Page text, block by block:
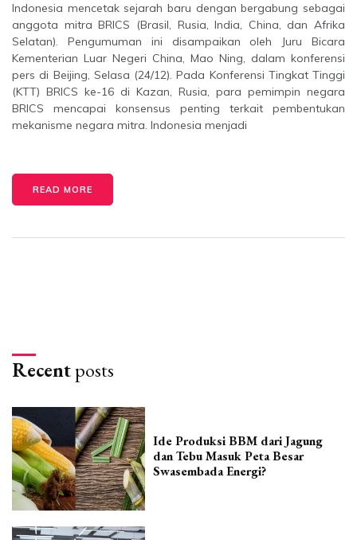
Indonesia mencetak sejarah baru dengan bergabung sebagai
anggota mitra BRICS (Brasil, Rusia, India, China, dan Afrika
Selatan). Pengumuman ini disampaikan oleh Juru Bicara
Kementerian Luar Negeri China, Mao Ning, dalam konferensi
pers di Beijing, Selasa (24/12). Pada Konferensi Tingkat Tinggi
(KTT) BRICS ke-16 di Kazan, Rusia, para pemimpin negara
BRICS mencapai konsensus penting terkait pembentukan
mekanisme negara mitra. Indonesia menjadi
READ MORE
Recentposts
Ide Produksi BBM dari Jagung
dan Tebu Masuk Peta Besar
Swasembada Energi?